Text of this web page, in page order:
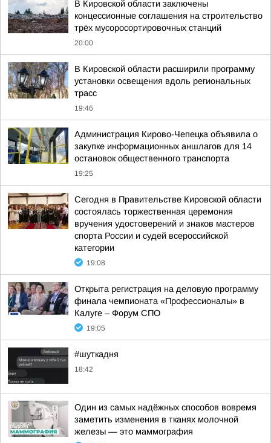
В Кировской области заключены
концессионные соглашения на строительство
трёх мусоросортировочных станций
20:00
В Кировской области расширили программу
установки освещения вдоль региональных
трасс
19:46
Администрация Кирово-Чепецка объявила о
закупке информационных аншлагов для 14
остановок общественного транспорта
19:25
Сегодня в Правительстве Кировской области
состоялась торжественная церемония
вручения удостоверений и знаков мастеров
спорта России и судей всероссийской
категории
19:08
Открыта регистрация на деловую программу
финала чемпионата «Профессионалы» в
Калуге – Форум СПО
19:05
#шуткадня
18:42
Один из самых надёжных способов вовремя
заметить изменения в тканях молочной
железы — это маммография